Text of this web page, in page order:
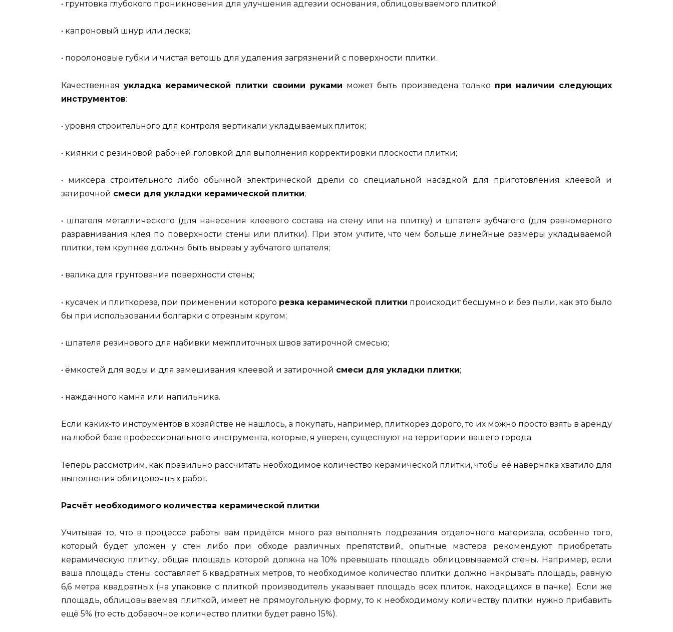
• грунтовка глубокого проникновения для улучшения адгезии основания, облицовываемого плиткой;
• капроновый шнур или леска;
• поролоновые губки и чистая ветошь для удаления загрязнений с поверхности плитки.
Качественная укладка керамической плитки своими руками может быть произведена только при наличии следующих
инструментов:
• уровня строительного для контроля вертикали укладываемых плиток;
• киянки с резиновой рабочей головкой для выполнения корректировки плоскости плитки;
• миксера строительного либо обычной электрической дрели со специальной насадкой для приготовления клеевой и
затирочной смеси для укладки керамической плитки;
• шпателя металлического (для нанесения клеевого состава на стену или на плитку) и шпателя зубчатого (для равномерного
разравнивания клея по поверхности стены или плитки). При этом учтите, что чем больше линейные размеры укладываемой
плитки, тем крупнее должны быть вырезы у зубчатого шпателя;
• валика для грунтования поверхности стены;
• кусачек и плиткореза, при применении которого резка керамической плитки происходит бесшумно и без пыли, как это было
бы при использовании болгарки с отрезным кругом;
• шпателя резинового для набивки межплиточных швов затирочной смесью;
• ёмкостей для воды и для замешивания клеевой и затирочной смеси для укладки плитки;
• наждачного камня или напильника.
Если каких-то инструментов в хозяйстве не нашлось, а покупать, например, плиткорез дорого, то их можно просто взять в аренду
на любой базе профессионального инструмента, которые, я уверен, существуют на территории вашего города.
Теперь рассмотрим, как правильно рассчитать необходимое количество керамической плитки, чтобы её наверняка хватило для
выполнения облицовочных работ.
Расчёт необходимого количества керамической плитки
Учитывая то, что в процессе работы вам придётся много раз выполнять подрезания отделочного материала, особенно того,
который будет уложен у стен либо при обходе различных препятствий, опытные мастера рекомендуют приобретать
керамическую плитку, общая площадь которой должна на 10% превышать площадь облицовываемой стены. Например, если
ваша площадь стены составляет 6 квадратных метров, то необходимое количество плитки должно накрывать площадь, равную
6,6 метра квадратных (на упаковке с плиткой производитель указывает площадь всех плиток, находящихся в пачке). Если же
площадь, облицовываемая плиткой, имеет не прямоугольную форму, то к необходимому количеству плитки нужно прибавить
ещё 5% (то есть добавочное количество плитки будет равно 15%).